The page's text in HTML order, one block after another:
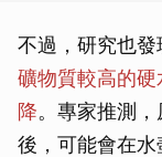
不過，研究也發
礦物質較高的
降。專家推測
後，可能會在